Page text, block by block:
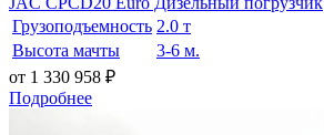
Грузоподъемность 2.0 т
Высота мачты
3-6 м.
от 1 330 958 ₽
Подробнее